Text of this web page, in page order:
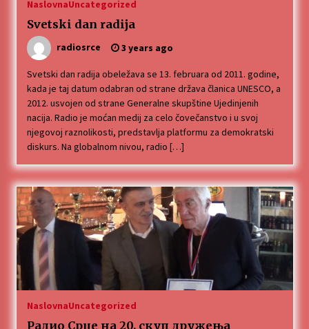
NaslovnaUncategorized
Svetski dan radija
radiosrce 3 years ago
Svetski dan radija obeležava se 13. februara od 2011. godine,
kada je taj datum odabran od strane država članica UNESCO, a
2012. usvojen od strane Generalne skupštine Ujedinjenih
nacija. Radio je moćan medij za celo čovečanstvo i u svoj
njegovoj raznolikosti, predstavlja platformu za demokratski
diskurs. Na globalnom nivou, radio […]
NaslovnaUncategorized
Радио Срце на 20. скуп дружења